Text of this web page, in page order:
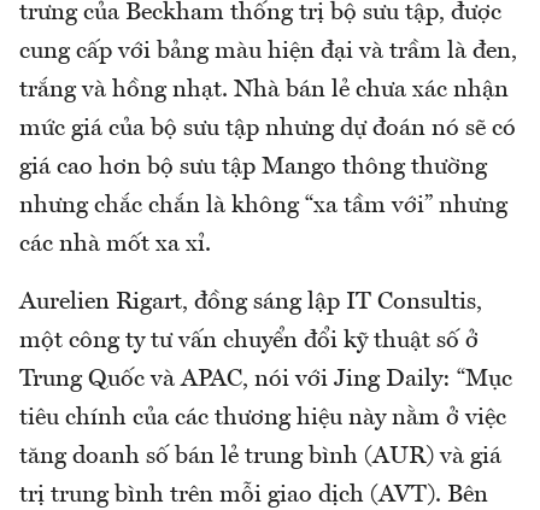
trưng của Beckham thống trị bộ sưu tập, được
cung cấp với bảng màu hiện đại và trầm là đen,
trắng và hồng nhạt. Nhà bán lẻ chưa xác nhận
mức giá của bộ sưu tập nhưng dự đoán nó sẽ có
giá cao hơn bộ sưu tập Mango thông thường
nhưng chắc chắn là không “xa tầm với” nhưng
các nhà mốt xa xỉ.
Aurelien Rigart, đồng sáng lập IT Consultis,
một công ty tư vấn chuyển đổi kỹ thuật số ở
Trung Quốc và APAC, nói với Jing Daily: “Mục
tiêu chính của các thương hiệu này nằm ở việc
tăng doanh số bán lẻ trung bình (AUR) và giá
trị trung bình trên mỗi giao dịch (AVT). Bên